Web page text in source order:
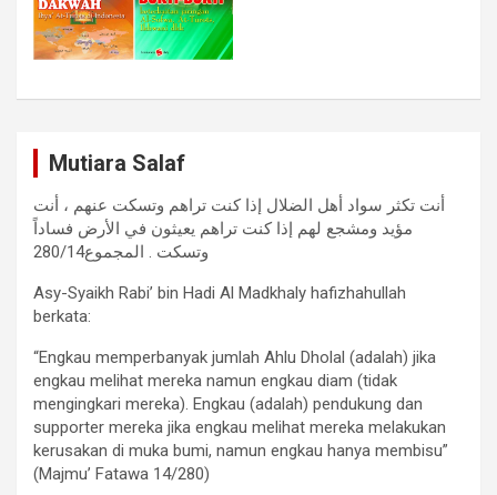
Mutiara Salaf
أنت تكثر سواد أهل الضلال إذا كنت تراهم وتسكت عنهم ، أنت
مؤيد ومشجع لهم إذا كنت تراهم يعيثون في الأرض فساداً
وتسكت . المجموع280/14
Asy-Syaikh Rabi’ bin Hadi Al Madkhaly hafizhahullah
berkata:
“Engkau memperbanyak jumlah Ahlu Dholal (adalah) jika
engkau melihat mereka namun engkau diam (tidak
mengingkari mereka). Engkau (adalah) pendukung dan
supporter mereka jika engkau melihat mereka melakukan
kerusakan di muka bumi, namun engkau hanya membisu”
(Majmu’ Fatawa 14/280)